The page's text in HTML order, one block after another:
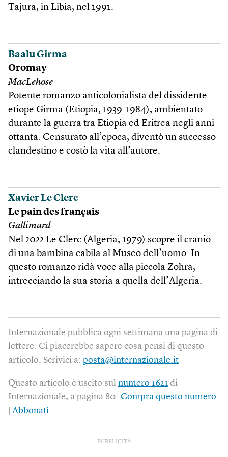
Tajura, in Libia, nel 1991.
Baalu Girma
Oromay
MacLehose
Potente romanzo anticolonialista del dissidente
etiope Girma (Etiopia, 1939-1984), ambientato
durante la guerra tra Etiopia ed Eritrea negli anni
ottanta. Censurato all’epoca, diventò un successo
clandestino e costò la vita all’autore.
Xavier Le Clerc
Le pain des français
Gallimard
Nel 2022 Le Clerc (Algeria, 1979) scopre il cranio
di una bambina cabila al Museo dell’uomo. In
questo romanzo ridà voce alla piccola Zohra,
intrecciando la sua storia a quella dell’Algeria.
Internazionale pubblica ogni settimana una pagina di
lettere. Ci piacerebbe sapere cosa pensi di questo
articolo. Scrivici a: posta@internazionale.it
Questo articolo è uscito sul numero 1621 di
Internazionale, a pagina 80. Compra questo numero
Abbonati
PUBBLICITÀ